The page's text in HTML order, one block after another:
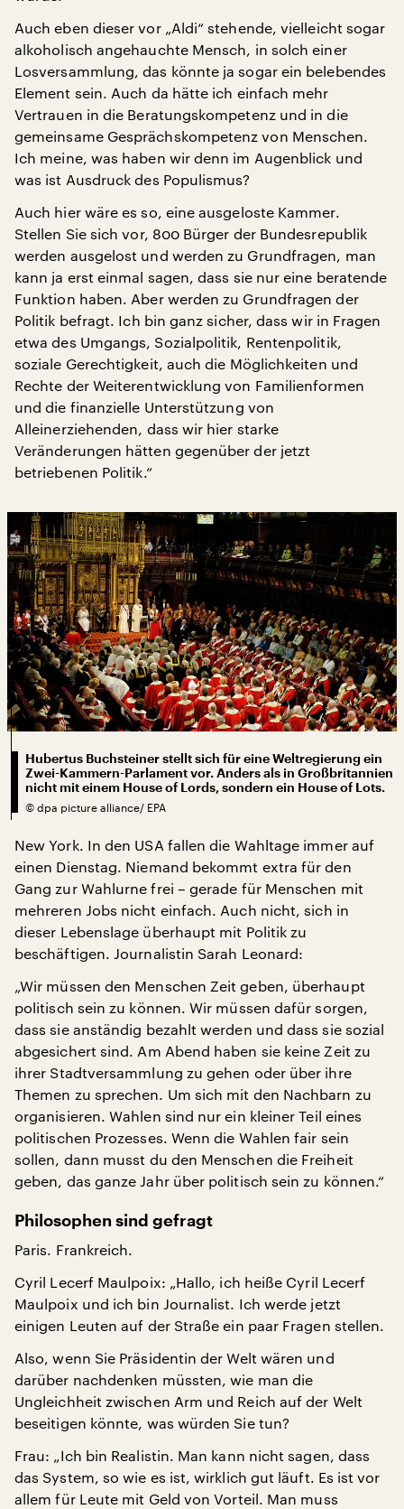
Auch eben dieser vor „Aldi“ stehende, vielleicht sogar
alkoholisch angehauchte Mensch, in solch einer
Losversammlung, das könnte ja sogar ein belebendes
Element sein. Auch da hätte ich einfach mehr
Vertrauen in die Beratungskompetenz und in die
gemeinsame Gesprächskompetenz von Menschen.
Ich meine, was haben wir denn im Augenblick und
was ist Ausdruck des Populismus?
Auch hier wäre es so, eine ausgeloste Kammer.
Stellen Sie sich vor, 800 Bürger der Bundesrepublik
werden ausgelost und werden zu Grundfragen, man
kann ja erst einmal sagen, dass sie nur eine beratende
Funktion haben. Aber werden zu Grundfragen der
Politik befragt. Ich bin ganz sicher, dass wir in Fragen
etwa des Umgangs, Sozialpolitik, Rentenpolitik,
soziale Gerechtigkeit, auch die Möglichkeiten und
Rechte der Weiterentwicklung von Familienformen
und die finanzielle Unterstützung von
Alleinerziehenden, dass wir hier starke
Veränderungen hätten gegenüber der jetzt
betriebenen Politik.“
Hubertus Buchsteiner stellt sich für eine Weltregierung ein
Zwei-Kammern-Parlament vor. Anders als in Großbritannien
nicht mit einem House of Lords, sondern ein House of Lots.
© dpa picture alliance/ EPA
New York. In den USA fallen die Wahltage immer auf
einen Dienstag. Niemand bekommt extra für den
Gang zur Wahlurne frei – gerade für Menschen mit
mehreren Jobs nicht einfach. Auch nicht, sich in
dieser Lebenslage überhaupt mit Politik zu
beschäftigen. Journalistin Sarah Leonard:
„Wir müssen den Menschen Zeit geben, überhaupt
politisch sein zu können. Wir müssen dafür sorgen,
dass sie anständig bezahlt werden und dass sie sozial
abgesichert sind. Am Abend haben sie keine Zeit zu
ihrer Stadtversammlung zu gehen oder über ihre
Themen zu sprechen. Um sich mit den Nachbarn zu
organisieren. Wahlen sind nur ein kleiner Teil eines
politischen Prozesses. Wenn die Wahlen fair sein
sollen, dann musst du den Menschen die Freiheit
geben, das ganze Jahr über politisch sein zu können.“
Philosophen sind gefragt
Paris. Frankreich.
Cyril Lecerf Maulpoix: „Hallo, ich heiße Cyril Lecerf
Maulpoix und ich bin Journalist. Ich werde jetzt
einigen Leuten auf der Straße ein paar Fragen stellen.
Also, wenn Sie Präsidentin der Welt wären und
darüber nachdenken müssten, wie man die
Ungleichheit zwischen Arm und Reich auf der Welt
beseitigen könnte, was würden Sie tun?
Frau: „Ich bin Realistin. Man kann nicht sagen, dass
das System, so wie es ist, wirklich gut läuft. Es ist vor
allem für Leute mit Geld von Vorteil. Man muss